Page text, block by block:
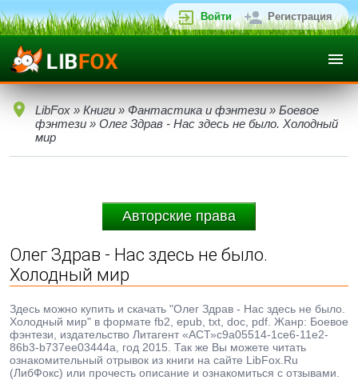
Войти Регистрация
LibFox » Книги » Фантастика и фэнтези » Боевое
фэнтези » Олег Здрав - Нас здесь не было. Холодный
мир
Авторские права
Олег Здрав - Нас здесь не было.
Холодный мир
Здесь можно купить и скачать "Олег Здрав - Нас здесь не было.
Холодный мир" в формате fb2, epub, txt, doc, pdf. Жанр: Боевое
фэнтези, издательство Литагент «АСТ»c9a05514-1ce6-11e2-
86b3-b737ee03444a, год 2015. Так же Вы можете читать
ознакомительный отрывок из книги на сайте LibFox.Ru
(ЛибФокс) или прочесть описание и ознакомиться с отзывами.